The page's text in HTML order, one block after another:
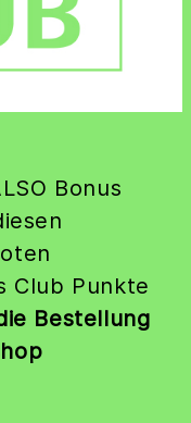
Bonus
Club Punkte
Bestellung